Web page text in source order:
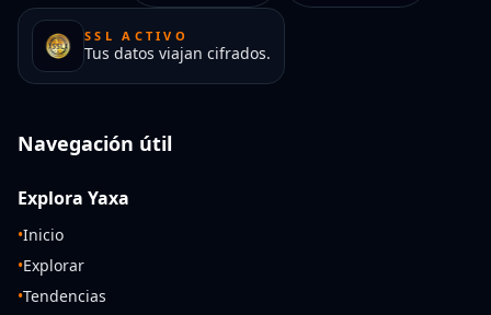
SSL ACTIVO
Tus datos viajan cifrados.
Navegación útil
Explora Yaxa
•Inicio
•Explorar
•Tendencias